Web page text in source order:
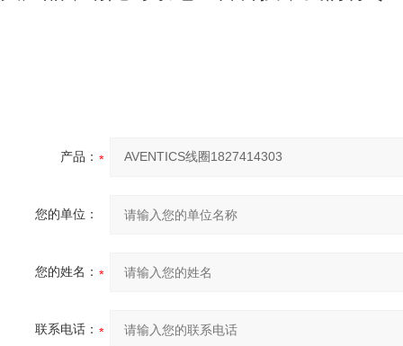
产品：
您的单位：
您的姓名：
联系电话：